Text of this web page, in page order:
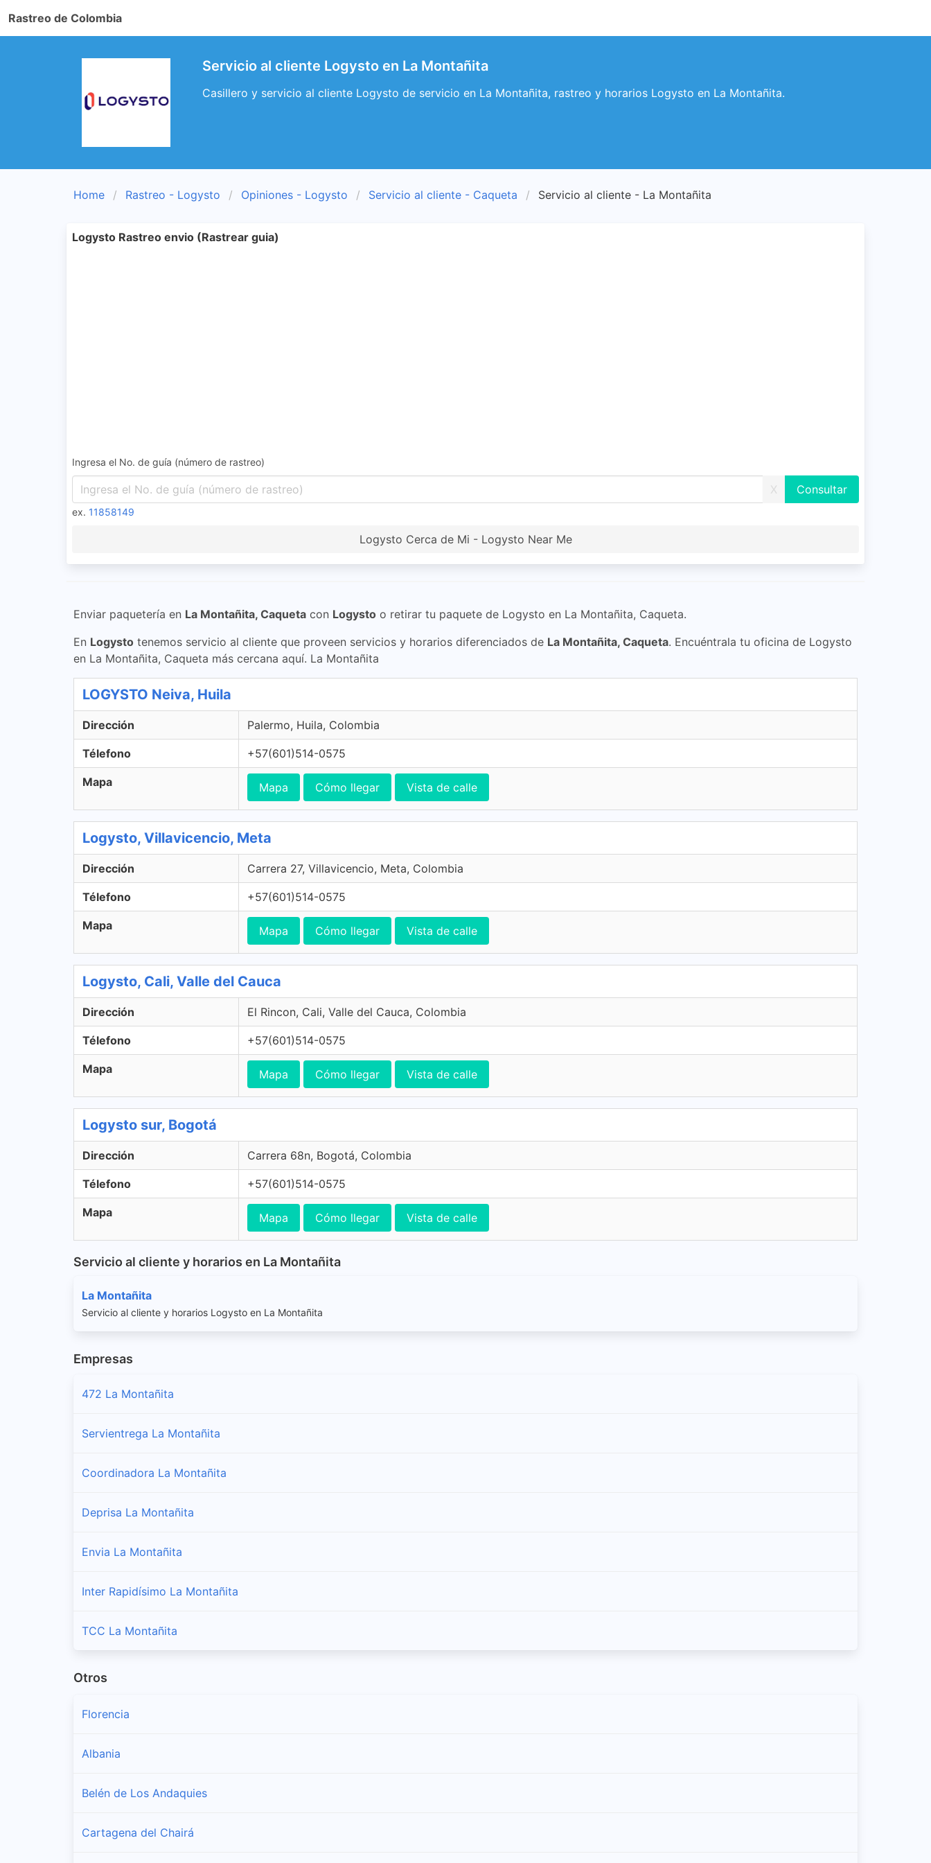
Rastreo de Colombia
Servicio al cliente Logysto en La Montañita
Casillero y servicio al cliente Logysto de servicio en La Montañita, rastreo y horarios Logysto en La Montañita.
Home Rastreo - Logysto Opiniones - Logysto Servicio al cliente - Caqueta Servicio al cliente - La Montañita
Logysto Rastreo envio (Rastrear guia)
Ingresa el No. de guía (número de rastreo)
X
ex. 11858149
Logysto Cerca de Mi - Logysto Near Me
Enviar paquetería en La Montañita, Caqueta con Logysto o retirar tu paquete de Logysto en La Montañita, Caqueta.
En Logysto tenemos servicio al cliente que proveen servicios y horarios diferenciados de La Montañita, Caqueta. Encuéntrala tu oficina de Logysto
en La Montañita, Caqueta más cercana aquí. La Montañita
LOGYSTO Neiva, Huila
Dirección Palermo, Huila, Colombia
Télefono +57(601)514-0575
Mapa Mapa Cómo llegar Vista de calle
Logysto, Villavicencio, Meta
Dirección Carrera 27, Villavicencio, Meta, Colombia
Télefono +57(601)514-0575
Mapa Mapa Cómo llegar Vista de calle
Logysto, Cali, Valle del Cauca
Dirección El Rincon, Cali, Valle del Cauca, Colombia
Télefono +57(601)514-0575
Mapa Mapa Cómo llegar Vista de calle
Logysto sur, Bogotá
Dirección Carrera 68n, Bogotá, Colombia
Télefono +57(601)514-0575
Mapa Mapa Cómo llegar Vista de calle
Servicio al cliente y horarios en La Montañita
La Montañita
Servicio al cliente y horarios Logysto en La Montañita
Empresas
472 La Montañita
Servientrega La Montañita
Coordinadora La Montañita
Deprisa La Montañita
Envia La Montañita
Inter Rapidísimo La Montañita
TCC La Montañita
Otros
Florencia
Albania
Belén de Los Andaquies
Cartagena del Chairá